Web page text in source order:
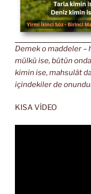
Demek o maddeler –
mülkü ise, bütün
kimin ise, mahsulât
içindekiler de
KISA VİDEO